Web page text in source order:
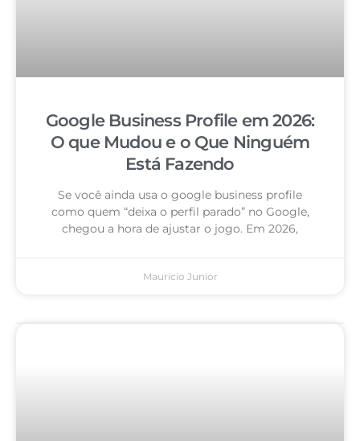
Google Business Profile em 2026:
O que Mudou e o Que Ninguém
Está Fazendo
Se você ainda usa o google business profile
como quem “deixa o perfil parado” no Google,
chegou a hora de ajustar o jogo. Em 2026,
Mauricio Junior